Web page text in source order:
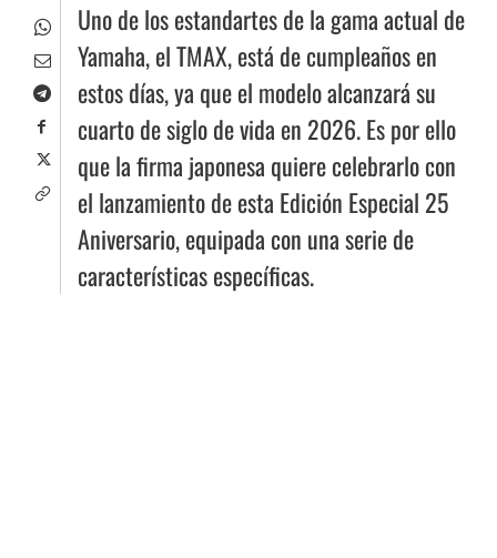
Uno de los estandartes de la gama actual de
Yamaha, el TMAX, está de cumpleaños en
estos días, ya que el modelo alcanzará su
cuarto de siglo de vida en 2026. Es por ello
que la firma japonesa quiere celebrarlo con
el lanzamiento de esta Edición Especial 25
Aniversario, equipada con una serie de
características específicas.